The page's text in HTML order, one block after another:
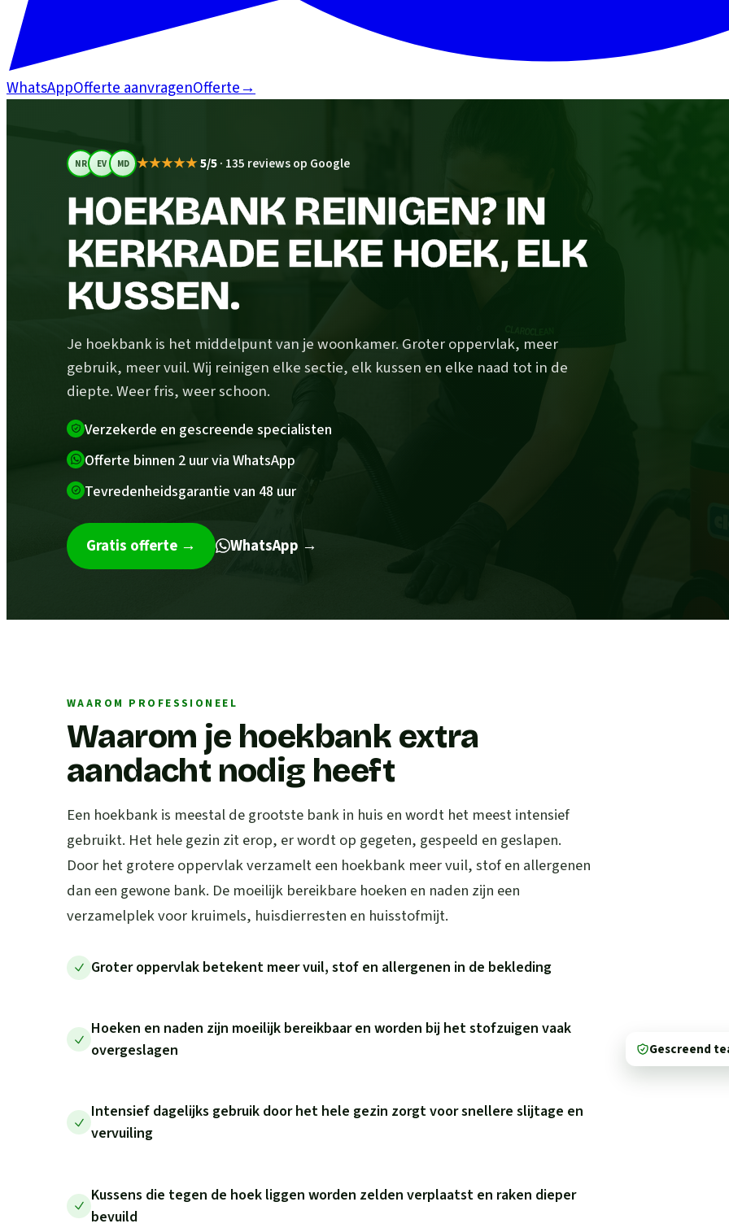
WhatsAppOfferte aanvragenOfferte→
NR EV MD ★★★★★5/5· 135 reviews op Google
HOEKBANK REINIGEN? IN
KERKRADE ELKE HOEK, ELK
KUSSEN.
Je hoekbank is het middelpunt van je woonkamer. Groter oppervlak, meer
gebruik, meer vuil. Wij reinigen elke sectie, elk kussen en elke naad tot in de
diepte. Weer fris, weer schoon.
Verzekerde en gescreende specialisten
Offerte binnen 2 uur via WhatsApp
Tevredenheidsgarantie van 48 uur
Gratis offerte → WhatsApp →
WAAROM PROFESSIONEEL
Waarom je hoekbank extra
aandacht nodig heeft
Een hoekbank is meestal de grootste bank in huis en wordt het meest intensief
gebruikt. Het hele gezin zit erop, er wordt op gegeten, gespeeld en geslapen.
Door het grotere oppervlak verzamelt een hoekbank meer vuil, stof en allergenen
dan een gewone bank. De moeilijk bereikbare hoeken en naden zijn een
verzamelplek voor kruimels, huisdierresten en huisstofmijt.
Groter oppervlak betekent meer vuil, stof en allergenen in de bekleding
Hoeken en naden zijn moeilijk bereikbaar en worden bij het stofzuigen vaak
overgeslagen
Intensief dagelijks gebruik door het hele gezin zorgt voor snellere slijtage en
vervuiling
Kussens die tegen de hoek liggen worden zelden verplaatst en raken dieper
bevuild
Gescreend